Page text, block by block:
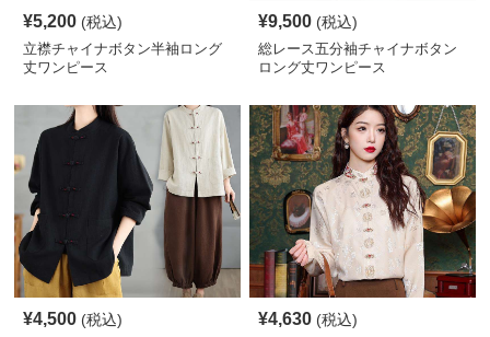
¥5,200 (税込)
立襟チャイナボタン半袖ロング
丈ワンピース
¥9,500 (税込)
総レース五分袖チャイナボタン
ロング丈ワンピース
¥4,500 (税込) ¥4,630 (税込)